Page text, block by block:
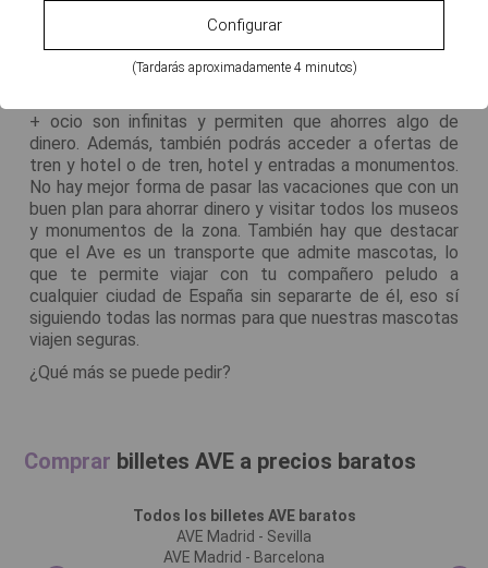
Hay una gran variedad de ofertas para comprar billetes
de Ave ¿Quién no visita los puntos de interés cuando
viaja? compra tren y entrada a actividades de ocio en
+ ocio son infinitas y permiten que ahorres algo de
dinero. Además, también podrás acceder a ofertas de
tren y hotel o de tren, hotel y entradas a monumentos.
No hay mejor forma de pasar las vacaciones que con un
buen plan para ahorrar dinero y visitar todos los museos
y monumentos de la zona. También hay que destacar
que el Ave es un transporte que admite mascotas, lo
que te permite viajar con tu compañero peludo a
cualquier ciudad de España sin separarte de él, eso sí
siguiendo todas las normas para que nuestras mascotas
viajen seguras.
¿Qué más se puede pedir?
Comprar billetes AVE a precios baratos
Todos los billetes AVE baratos
AVE Madrid - Sevilla
AVE Madrid - Barcelona
Configurar
(Tardarás aproximadamente 4 minutos)